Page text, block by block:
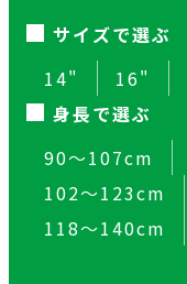
サイズで選ぶ
14"
16"
身長で選ぶ
90～107cm
102～123cm
118～140cm